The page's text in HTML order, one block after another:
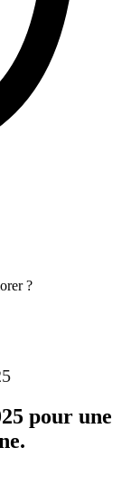
?
pour une